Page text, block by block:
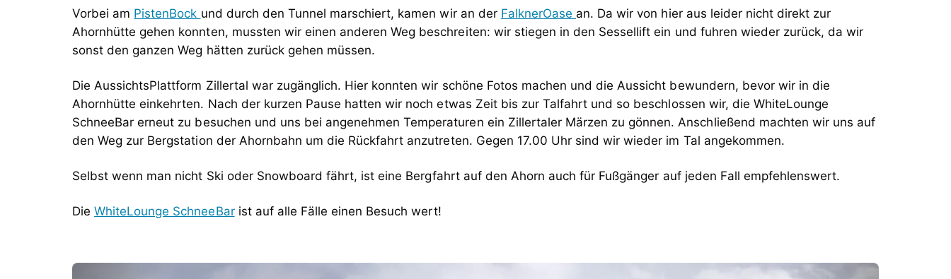
Vorbei am PistenBock und durch den Tunnel marschiert, kamen wir an der FalknerOase an. Da wir von hier aus leider nicht direkt zur
Ahornhütte gehen konnten, mussten wir einen anderen Weg beschreiten: wir stiegen in den Sessellift ein und fuhren wieder zurück, da wir
sonst den ganzen Weg hätten zurück gehen müssen.
Die AussichtsPlattform Zillertal war zugänglich. Hier konnten wir schöne Fotos machen und die Aussicht bewundern, bevor wir in die
Ahornhütte einkehrten. Nach der kurzen Pause hatten wir noch etwas Zeit bis zur Talfahrt und so beschlossen wir, die WhiteLounge
SchneeBar erneut zu besuchen und uns bei angenehmen Temperaturen ein Zillertaler Märzen zu gönnen. Anschließend machten wir uns auf
den Weg zur Bergstation der Ahornbahn um die Rückfahrt anzutreten. Gegen 17.00 Uhr sind wir wieder im Tal angekommen.
Selbst wenn man nicht Ski oder Snowboard fährt, ist eine Bergfahrt auf den Ahorn auch für Fußgänger auf jeden Fall empfehlenswert.
DieWhiteLounge SchneeBarist auf alle Fälle einen Besuch wert!